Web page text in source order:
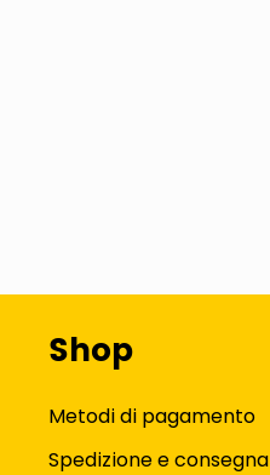
Shop
Metodi di pagamento
Spedizione e consegna